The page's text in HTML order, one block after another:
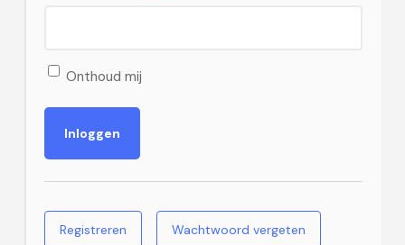
Onthoud mij
Registreren Wachtwoord vergeten